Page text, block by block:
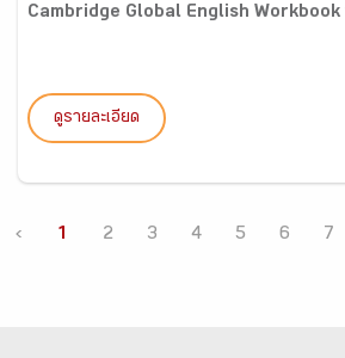
Cambridge Global English Workbook
ดูรายละเอียด
‹ 1 2 3 4 5 6 7